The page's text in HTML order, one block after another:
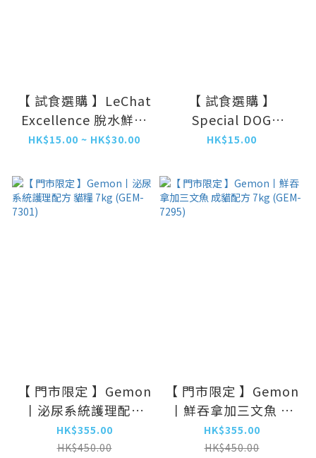
【 試食選購 】LeChat
Excellence 脫水鮮肉
腸道配方 x 3份試食裝
HK$15.00 ~ HK$30.00
【 試食選購 】
Special DOG
Excellence 脫水鮮肉
HK$15.00
【 門市限定 】Gemon
丨泌尿系統護理配方
貓糧 7kg (GEM-7301)
HK$355.00
HK$450.00
【 門市限定 】Gemon
丨鮮吞拿加三文魚 成
貓配方 7kg (GEM-
7295)
HK$355.00
HK$450.00